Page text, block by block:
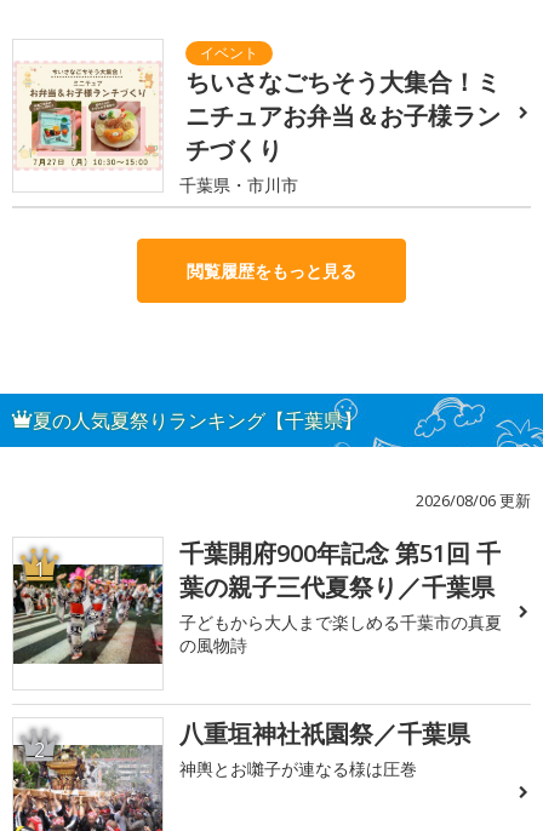
ちいさなごちそう大集合！ミ
ニチュアお弁当＆お子様ラン
チづくり
千葉県・市川市
閲覧履歴をもっと見る
夏の人気夏祭りランキング【千葉県】
2026/08/06 更新
1
千葉開府900年記念 第51回 千
葉の親子三代夏祭り／千葉県
子どもから大人まで楽しめる千葉市の真夏
の風物詩
2 八重垣神社祇園祭／千葉県
神輿とお囃子が連なる様は圧巻